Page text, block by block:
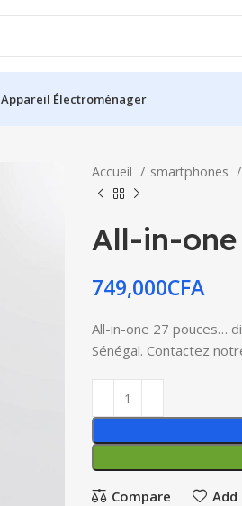
Appareil Électroménager
Accueil smartphones
All-in-
749,000CFA
All-in-one 27 pouces…
Sénégal. Contactez
Compare